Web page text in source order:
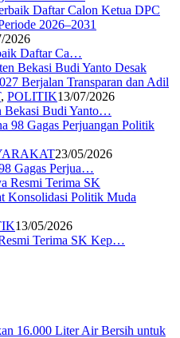
2026
Daftar Ca…
, POLITIK13/07/2026
Bekasi Budi Yanto…
23/05/2026
Gagas Perjua…
13/05/2026
Terima SK Kep…